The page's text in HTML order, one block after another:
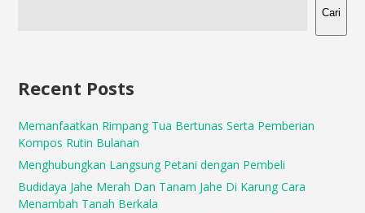
Cari
Recent Posts
Memanfaatkan Rimpang Tua Bertunas Serta Pemberian
Kompos Rutin Bulanan
Menghubungkan Langsung Petani dengan Pembeli
Budidaya Jahe Merah Dan Tanam Jahe Di Karung Cara
Menambah Tanah Berkala